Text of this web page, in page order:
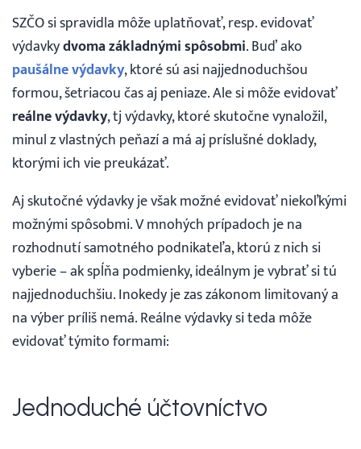
Kontakt a média
Webináre
Blog
Vyhľadávanie
Slovenčina
Slovenčina
English
SZČO si spravidla môže uplatňovať, resp. evidovať
výdavkydvoma základnými spôsobmi. Buď ako
paušálne výdavky, ktoré sú asi najjednoduchšou
formou, šetriacou čas aj peniaze. Ale si môže evidovať
reálne výdavky, tj výdavky, ktoré skutočne vynaložil,
minul z vlastných peňazí a má aj príslušné doklady,
ktorými ich vie preukázať.
Aj skutočné výdavky je však možné evidovať niekoľkými
možnými spôsobmi. V mnohých prípadoch je na
rozhodnutí samotného podnikateľa, ktorú z nich si
vyberie – ak spĺňa podmienky, ideálnym je vybrať si tú
najjednoduchšiu. Inokedy je zas zákonom limitovaný a
na výber príliš nemá. Reálne výdavky si teda môže
evidovať týmito formami:
Jednoduché účtovníctvo